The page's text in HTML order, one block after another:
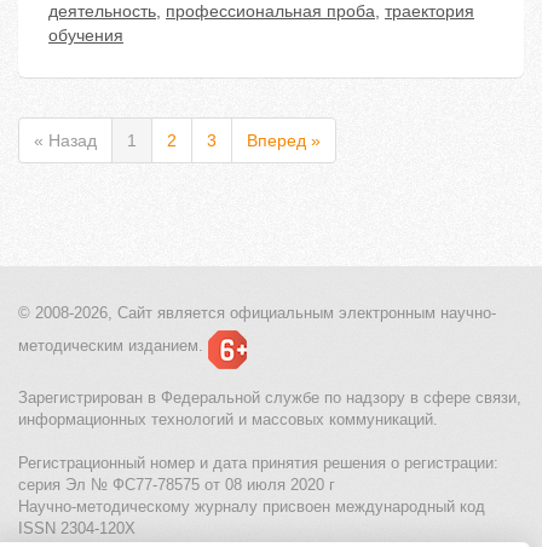
деятельность, профессиональная проба, траектория
обучения
« Назад 1 2 3 Вперед »
© 2008-2026, Сайт является официальным электронным научно-
методическим изданием.
Зарегистрирован в Федеральной службе по надзору в сфере связи,
информационных технологий и массовых коммуникаций.
Регистрационный номер и дата принятия решения о регистрации:
серия Эл № ФС77-78575 от 08 июля 2020 г
Научно-методическому журналу присвоен международный код
ISSN 2304-120X